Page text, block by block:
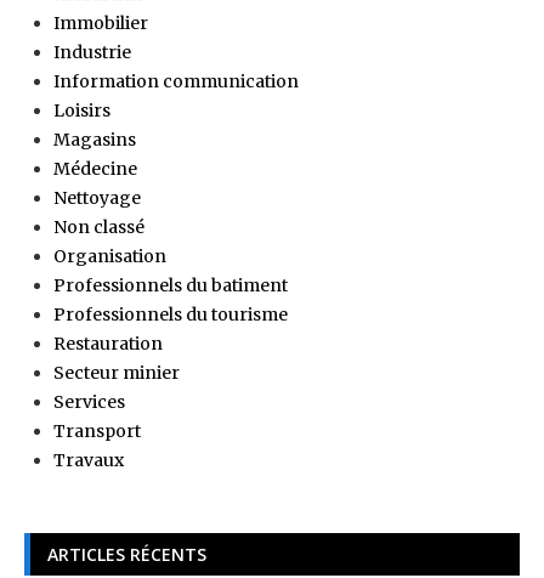
Immobilier
Industrie
Information communication
Loisirs
Magasins
Médecine
Nettoyage
Non classé
Organisation
Professionnels du batiment
Professionnels du tourisme
Restauration
Secteur minier
Services
Transport
Travaux
ARTICLES RÉCENTS